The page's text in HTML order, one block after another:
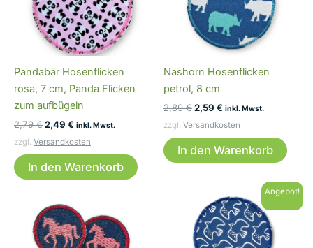
Pandabär Hosenflicken
rosa, 7 cm, Panda Flicken
zum aufbügeln
2,79€Ursprünglicher
Preis
war:
2,49 € Aktueller
ist:
inkl. Mwst.
zzgl. Versandkosten
In den Warenkorb
Nashorn Hosenflicken
petrol, 8 cm
2,89€Ursprünglicher
Preis
war:
2,59 € Aktueller
ist:
inkl. Mwst.
zzgl. Versandkosten
In den Warenkorb
Angebot!